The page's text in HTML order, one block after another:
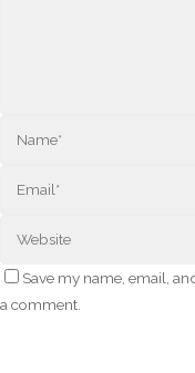
Save my name, email,
a comment.